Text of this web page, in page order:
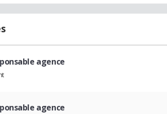
agence
agence